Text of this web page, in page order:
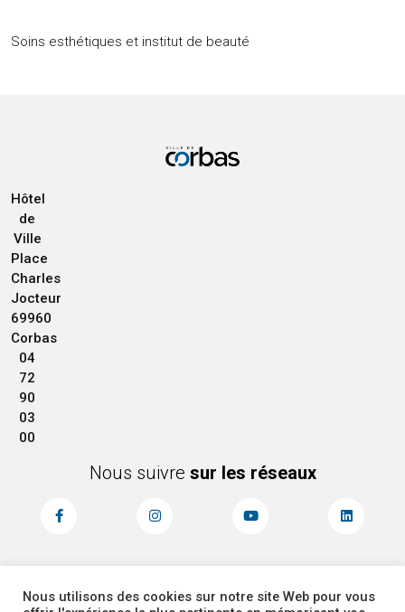
Soins esthétiques et institut de beauté
Hôtel
de
Ville
Place
Charles
Jocteur
69960
Corbas
04
72
90
03
00
Nous suivre sur les réseaux
MENTIONS LÉGALES ACCESSIBILITÉ
Nous utilisons des cookies sur notre site Web pour vous